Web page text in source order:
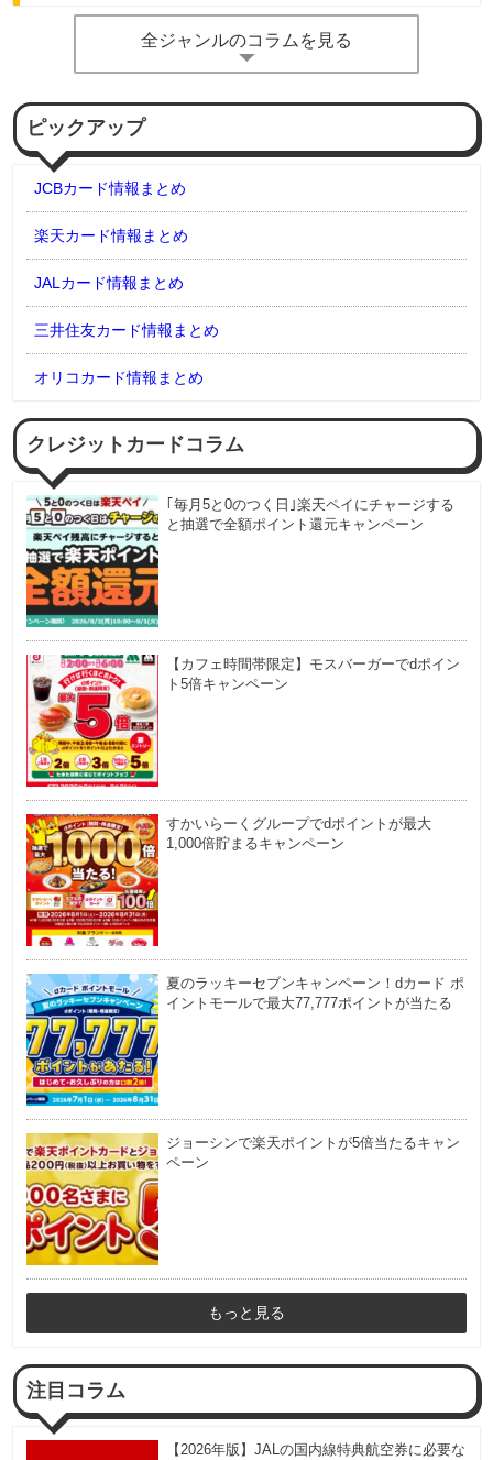
全ジャンルのコラムを見る
ピックアップ
JCBカード情報まとめ
楽天カード情報まとめ
JALカード情報まとめ
三井住友カード情報まとめ
オリコカード情報まとめ
クレジットカードコラム
｢毎月5と0のつく日｣楽天ペイにチャージする
と抽選で全額ポイント還元キャンペーン
【カフェ時間帯限定】モスバーガーでdポイン
ト5倍キャンペーン
すかいらーくグループでdポイントが最大
1,000倍貯まるキャンペーン
夏のラッキーセブンキャンペーン！dカード ポ
イントモールで最大77,777ポイントが当たる
ジョーシンで楽天ポイントが5倍当たるキャン
ペーン
もっと見る
注目コラム
【2026年版】JALの国内線特典航空券に必要な